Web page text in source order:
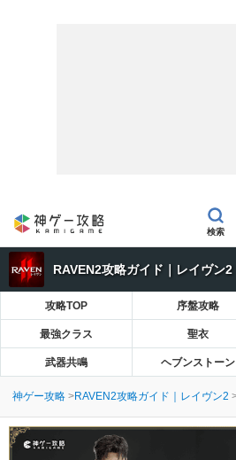
RAVEN2攻略ガイド｜レイヴン2
攻略TOP 序盤攻略
最強クラス 聖衣
武器共鳴 ヘブンストーン
神ゲー攻略 RAVEN2攻略ガイド｜レイヴン2